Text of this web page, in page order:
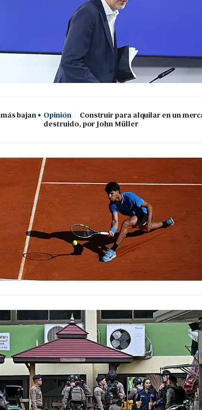
bajan
Opinión
Construir para alquilar en un
destruido, por John Müller